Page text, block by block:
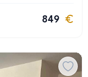
849